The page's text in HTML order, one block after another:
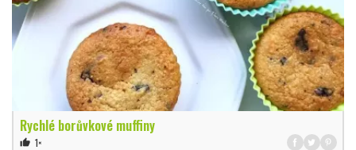
Rychlé borůvkové muffiny
thumb_up 1×